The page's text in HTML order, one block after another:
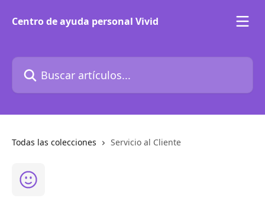
Centro de ayuda personal Vivid
Buscar artículos...
Todas las colecciones Servicio al Cliente